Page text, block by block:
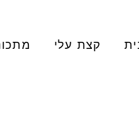
קצת עלי